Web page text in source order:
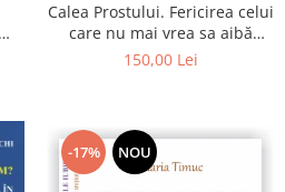
Calea Prostului. Fericirea celui
care nu mai vrea sa aibă
dreptate - Intoarcerea la
150,00 Lei
-17% NOU